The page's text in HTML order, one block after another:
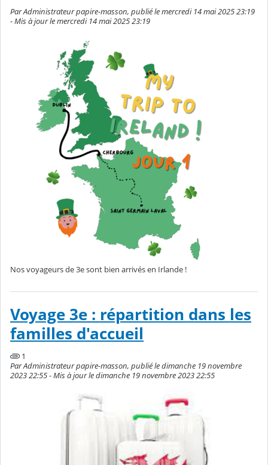
Par Administrateur papire-masson, publié le mercredi 14 mai 2025 23:19
- Mis à jour le mercredi 14 mai 2025 23:19
Nos voyageurs de 3e sont bien arrivés en Irlande !
Voyage 3e : répartition dans les
familles d'accueil
1
Par Administrateur papire-masson, publié le dimanche 19 novembre
2023 22:55 - Mis à jour le dimanche 19 novembre 2023 22:55